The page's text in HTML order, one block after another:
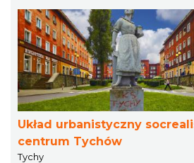
Układ urbanistyczny
centrum Tychów
Tychy